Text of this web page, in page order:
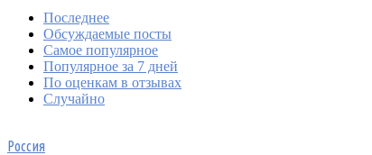
Последнее
Обсуждаемые посты
Самое популярное
Популярное за 7 дней
По оценкам в отзывах
Случайно
Россия